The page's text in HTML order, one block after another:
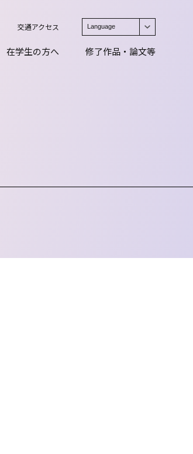
交通アクセス Language
在学生の方へ 修了作品・論文等